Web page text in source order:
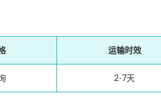
运输时效
2-7天